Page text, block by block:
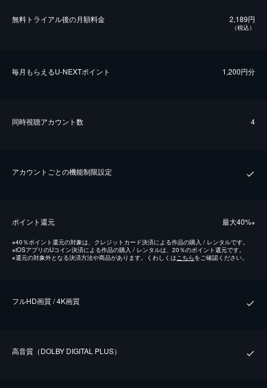
無料トライアル後の⽉額料金 2,189円
（税込）
毎⽉もらえるU-NEXTポイント 1,200円分
同時視聴アカウント数 4
アカウントごとの機能制限設定
ポイント還元 最⼤40%※
※40％ポイント還元の対象は、クレジットカード決済による作品の購入 / レンタルです。
※iOSアプリのUコイン決済による作品の購入 / レンタルは、20％のポイント還元です。
※還元の対象外となる決済方法や商品があります。くわしくは こちらをご確認ください。
フルHD画質 / 4K画質
⾼⾳質（DOLBY DIGITAL PLUS）